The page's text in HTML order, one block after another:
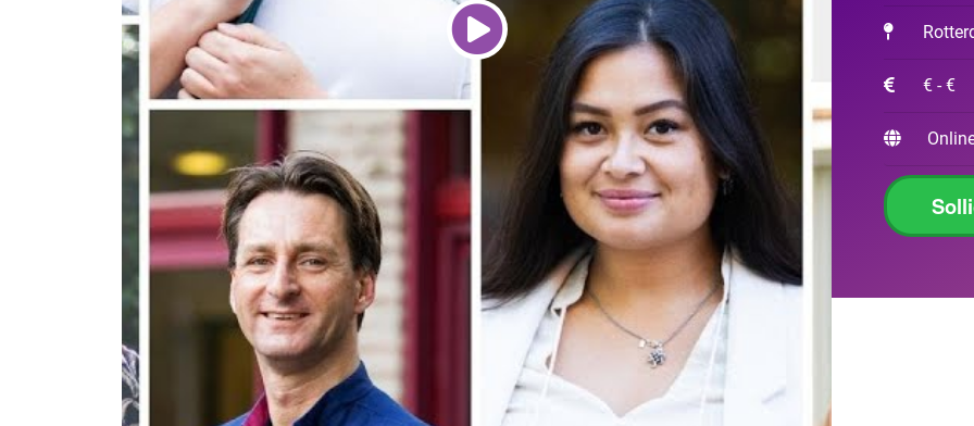
€ - €